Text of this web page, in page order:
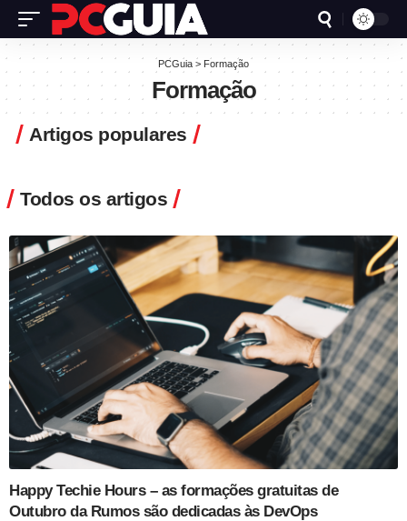
PCGuia > Formação
Formação
Artigos populares
Todos os artigos
Happy Techie Hours – as formações gratuitas de
Outubro da Rumos são dedicadas às DevOps